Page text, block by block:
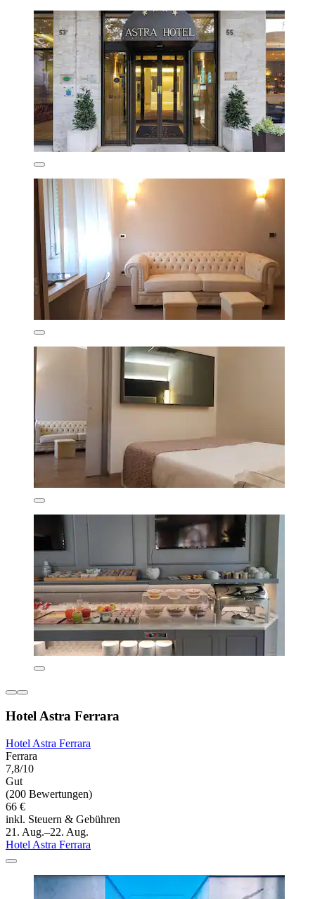
Hotel Astra Ferrara
Hotel Astra Ferrara
Ferrara
7,8/10
Gut
(200 Bewertungen)
66 €
inkl. Steuern & Gebühren
21. Aug.–22. Aug.
Hotel Astra Ferrara